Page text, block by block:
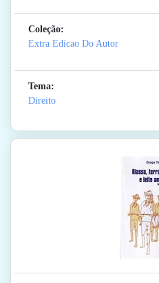
Coleção:
Extra Edicao Do Autor
Tema:
Direito